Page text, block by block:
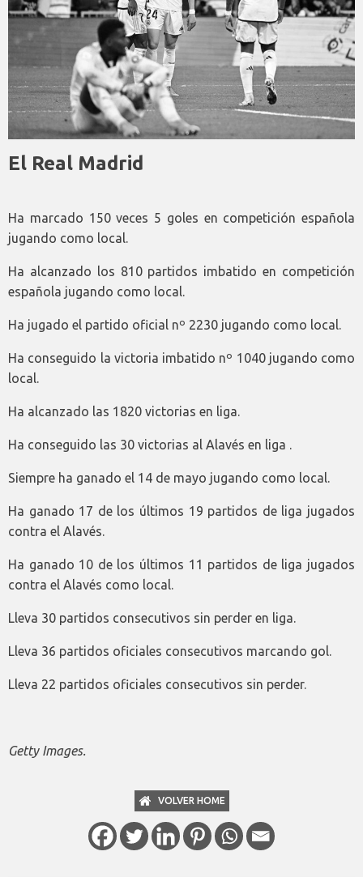
El Real Madrid
Ha marcado 150 veces 5 goles en competición española
jugando como local.
Ha alcanzado los 810 partidos imbatido en competición
española jugando como local.
Ha jugado el partido oficial nº 2230 jugando como local.
Ha conseguido la victoria imbatido nº 1040 jugando como
local.
Ha alcanzado las 1820 victorias en liga.
Ha conseguido las 30 victorias al Alavés en liga .
Siempre ha ganado el 14 de mayo jugando como local.
Ha ganado 17 de los últimos 19 partidos de liga jugados
contra el Alavés.
Ha ganado 10 de los últimos 11 partidos de liga jugados
contra el Alavés como local.
Lleva 30 partidos consecutivos sin perder en liga.
Lleva 36 partidos oficiales consecutivos marcando gol.
Lleva 22 partidos oficiales consecutivos sin perder.
Getty Images.
VOLVER HOME